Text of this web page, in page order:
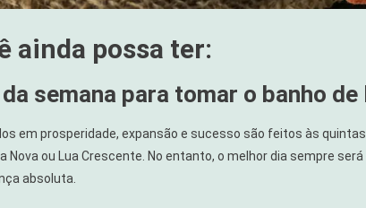
ainda possa ter:
semana para tomar o banho
em prosperidade, expansão e sucesso são feitos às
ou Lua Crescente. No entanto, o melhor dia sempre
absoluta.